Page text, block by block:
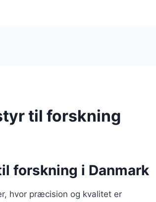
til forskning
forskning i Danmark
hvor præcision og kvalitet er